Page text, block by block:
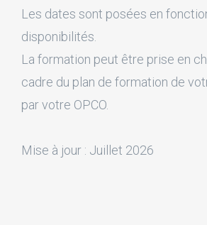
Les dates sont posées en
disponibilités.
La formation peut être prise en
cadre du plan de formation de
par votre OPCO.
Mise à jour : Juillet 2026